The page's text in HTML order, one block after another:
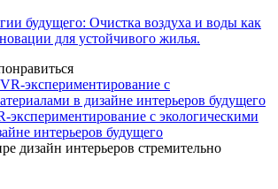
будущего: Очистка воздуха и воды как
для устойчивого жилья.
экспериментирование с экологическими
интерьеров будущего
дизайн интерьеров стремительно